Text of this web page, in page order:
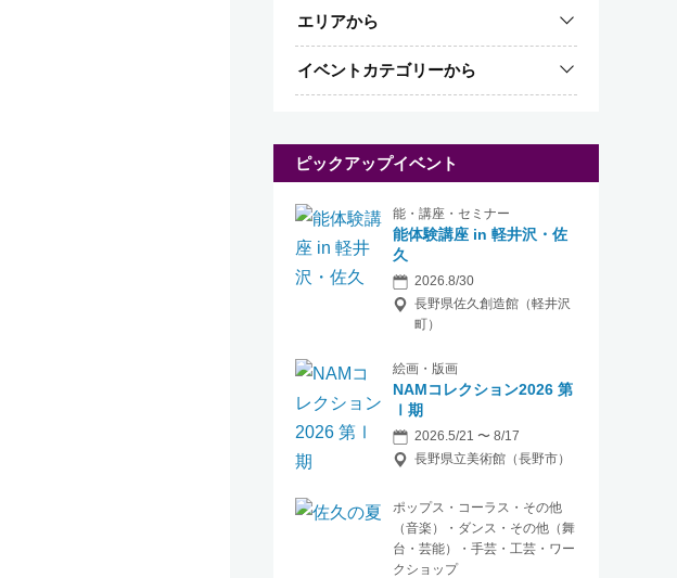
エリアから
イベントカテゴリーから
ピックアップイベント
能・講座・セミナー
能体験講座 in 軽井沢・佐
久
2026.8/30
長野県佐久創造館（軽井沢
町）
絵画・版画
NAMコレクション2026 第
Ⅰ期
2026.5/21 〜 8/17
長野県立美術館（長野市）
ポップス・コーラス・その他
（音楽）・ダンス・その他（舞
台・芸能）・手芸・工芸・ワー
クショップ